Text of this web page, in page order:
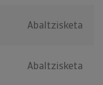
Abaltzisketa
Abaltzisketa